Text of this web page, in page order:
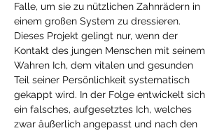
Falle, um sie zu nützlichen Zahnrädern in
einem großen System zu dressieren.
Dieses Projekt gelingt nur, wenn der
Kontakt des jungen Menschen mit seinem
Wahren Ich, dem vitalen und gesunden
Teil seiner Persönlichkeit systematisch
gekappt wird. In der Folge entwickelt sich
ein falsches, aufgesetztes Ich, welches
zwar äußerlich angepasst und nach den